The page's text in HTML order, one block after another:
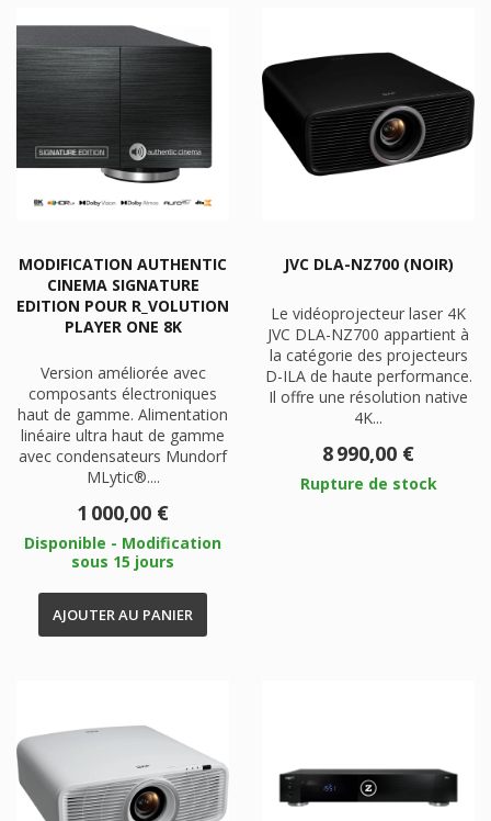
MODIFICATION AUTHENTIC
CINEMA SIGNATURE
EDITION POUR R_VOLUTION
PLAYER ONE 8K
Version améliorée avec
composants électroniques
haut de gamme. Alimentation
linéaire ultra haut de gamme
avec condensateurs Mundorf
MLytic®....
Prix
1 000,00 €
Disponible - Modification
sous 15 jours
AJOUTER AU PANIER
JVC DLA-NZ700 (NOIR)
Le vidéoprojecteur laser 4K
JVC DLA-NZ700 appartient à
la catégorie des projecteurs
D-ILA de haute performance.
Il offre une résolution native
4K...
Prix
8 990,00 €
Rupture de stock